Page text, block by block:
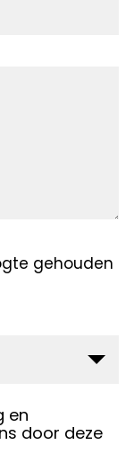
gehouden
en
door deze